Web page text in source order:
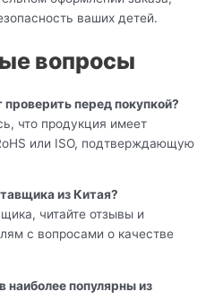
ваших детей.
вопросы
перед покупкой?
что продукция имеет
или ISO, подтверждающую
из Китая?
читайте отзывы и
с вопросами о качестве
наиболее популярны из